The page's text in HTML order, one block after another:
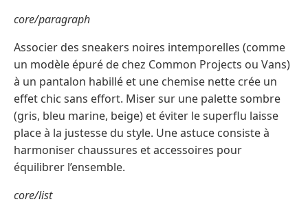
core/paragraph
Associer des sneakers noires intemporelles (comme
un modèle épuré de chez Common Projects ou Vans)
à un pantalon habillé et une chemise nette crée un
effet chic sans effort. Miser sur une palette sombre
(gris, bleu marine, beige) et éviter le superflu laisse
place à la justesse du style. Une astuce consiste à
harmoniser chaussures et accessoires pour
équilibrer l’ensemble.
core/list